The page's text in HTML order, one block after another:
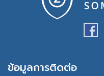
ข้อมูลการติดต่อ